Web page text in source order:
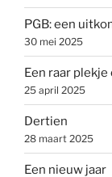
PGB: een
30 mei 2025
Een raar
25 april 2025
Dertien
28 maart 2025
Een nieuw jaar